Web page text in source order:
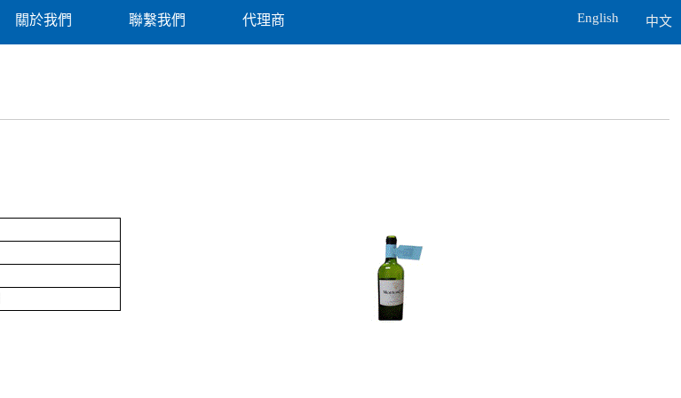
關於我們 聯繫我們 代理商 中文
English